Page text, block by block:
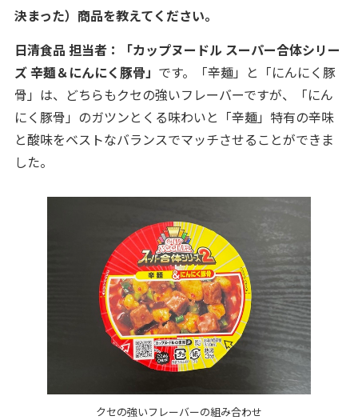
決まった）商品を教えてください。
日清食品 担当者：「カップヌードル スーパー合体シリー
ズ 辛麺＆にんにく豚骨」 です。「辛麺」と「にんにく豚
骨」は、どちらもクセの強いフレーバーですが、「にん
にく豚骨」のガツンとくる味わいと「辛麺」特有の辛味
と酸味をベストなバランスでマッチさせることができま
した。
クセの強いフレーバーの組み合わせ